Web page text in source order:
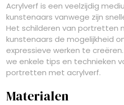
Acrylverf is een veelzijdig
kunstenaars vanwege zijn
Het schilderen van portretten
kunstenaars de mogelijkheid
expressieve werken te
we enkele tips en technieken
portretten met acrylverf.
Materialen